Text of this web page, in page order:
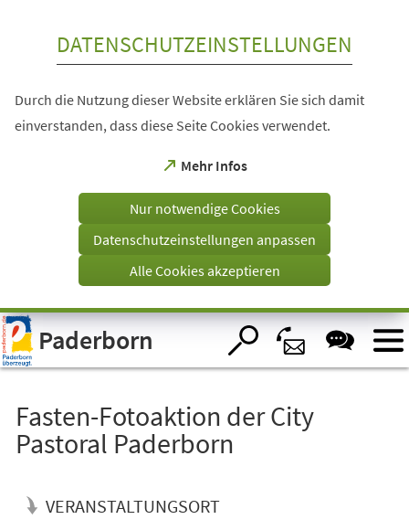
Visuelle
Assistenzsoftware
öffnen.
DATENSCHUTZEINSTELLUNGEN
Durch die Nutzung dieser Website erklären Sie sich damit
einverstanden, dass diese Seite Cookies verwendet.
Mehr Infos
(Öffnet
einem
Tab)
Nur notwendige Cookies
Datenschutzeinstellungen anpassen
Alle Cookies akzeptieren
Paderborn
Fasten-Fotoaktion der City
Pastoral Paderborn
VERANSTALTUNGSORT